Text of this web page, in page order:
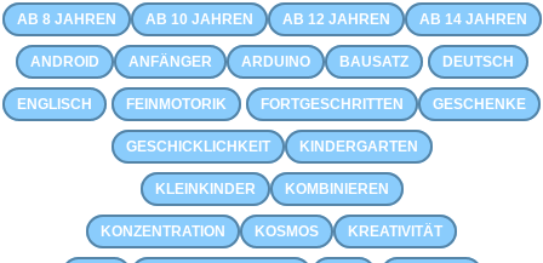
AB 8 JAHREN AB 10 JAHREN AB 12 JAHREN AB 14 JAHREN
ANDROID ANFÄNGER ARDUINO BAUSATZ DEUTSCH
ENGLISCH FEINMOTORIK FORTGESCHRITTEN GESCHENKE
GESCHICKLICHKEIT KINDERGARTEN
KLEINKINDER KOMBINIEREN
KONZENTRATION KOSMOS KREATIVITÄT